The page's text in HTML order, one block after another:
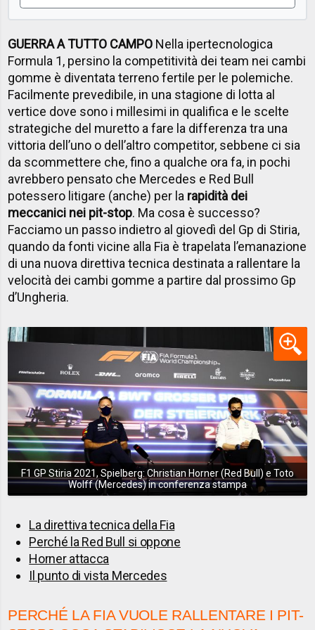
GUERRA A TUTTO CAMPO Nella ipertecnologica
Formula 1, persino la competitività dei team nei cambi
gomme è diventata terreno fertile per le polemiche.
Facilmente prevedibile, in una stagione di lotta al
vertice dove sono i millesimi in qualifica e le scelte
strategiche del muretto a fare la differenza tra una
vittoria dell’uno o dell’altro competitor, sebbene ci sia
da scommettere che, fino a qualche ora fa, in pochi
avrebbero pensato che Mercedes e Red Bull
potessero litigare (anche) per la rapidità dei
meccanici nei pit-stop. Ma cosa è successo?
Facciamo un passo indietro al giovedì del Gp di Stiria,
quando da fonti vicine alla Fia è trapelata l’emanazione
di una nuova direttiva tecnica destinata a rallentare la
velocità dei cambi gomme a partire dal prossimo Gp
d’Ungheria.
F1 GP Stiria 2021, Spielberg: Christian Horner (Red Bull) e Toto
Wolff (Mercedes) in conferenza stampa
La direttiva tecnica della Fia
Perché la Red Bull si oppone
Horner attacca
Il punto di vista Mercedes
PERCHÉ LA FIA VUOLE RALLENTARE I PIT-